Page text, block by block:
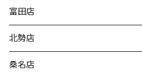
富田店
北勢店
桑名店